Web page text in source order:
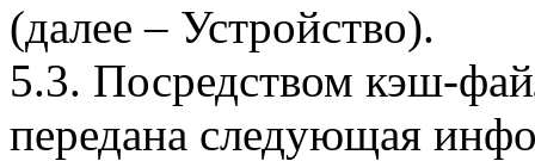
(далее – Устройство).
5.3. Посредством кэш-
передана следующая